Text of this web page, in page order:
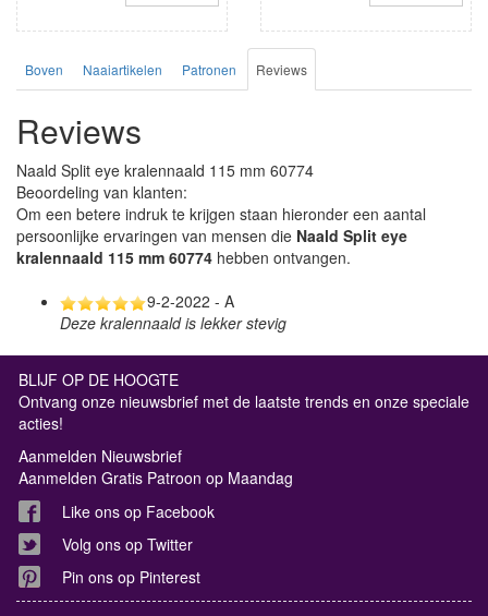
Boven Naaiartikelen Patronen Reviews
Reviews
Naald Split eye kralennaald 115 mm 60774
Beoordeling van klanten:
Om een betere indruk te krijgen staan hieronder een aantal
persoonlijke ervaringen van mensen die Naald Split eye
kralennaald 115 mm 60774 hebben ontvangen.
9-2-2022 - A
Deze kralennaald is lekker stevig
BLIJF OP DE HOOGTE
Ontvang onze nieuwsbrief met de laatste trends en onze speciale
acties!
Aanmelden Nieuwsbrief
Aanmelden Gratis Patroon op Maandag
Like ons op Facebook
Volg ons op Twitter
Pin ons op Pinterest